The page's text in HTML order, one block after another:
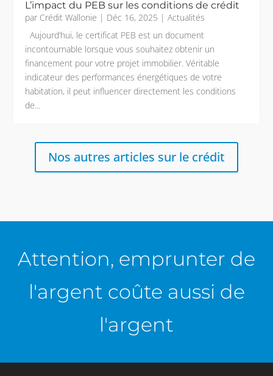
L’impact du PEB sur les conditions de crédit
par Crédit Wallonie | Déc 16, 2025 |Actualités
Aujourd’hui, le certificat PEB est un document
incontournable lorsque vous souhaitez obtenir un
financement pour votre projet immobilier. Véritable
indicateur des performances énergétiques de votre
habitation, il peut influencer directement les conditions
de...
Nos autres articles sur le crédit
Attention, emprunter de
l'argent coûte aussi de
l'argent